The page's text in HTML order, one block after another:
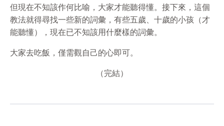
但現在不知該作何比喻，大家才能聽得懂。接下來，這個
教法就得尋找一些新的詞彙，有些五歲、十歲的小孩（才
能聽懂），現在已不知該用什麼樣的詞彙。
大家去吃飯，僅需觀自己的心即可。
（完結）